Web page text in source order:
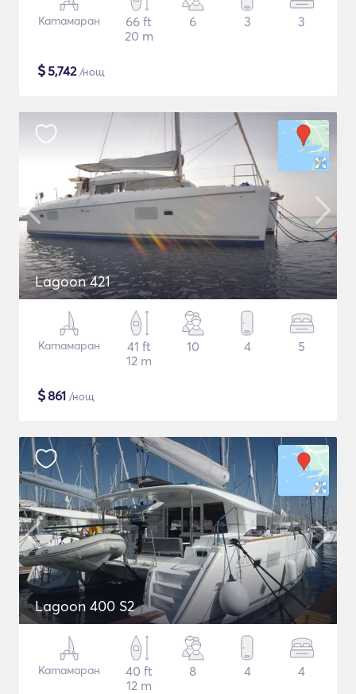
Катамаран
66 ft
20 m
6 3 3
$5,742/нощ
Lagoon 421
Катамаран
41 ft
12 m
10 4 5
$861 /нощ
Lagoon 400 S2
Катамаран
40 ft
12 m
8 4 4